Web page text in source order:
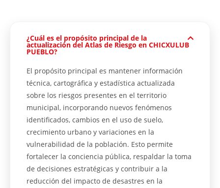
¿Cuál es el propósito principal de la
actualización del Atlas de Riesgo en CHICXULUB
PUEBLO?
El propósito principal es mantener información
técnica, cartográfica y estadística actualizada
sobre los riesgos presentes en el territorio
municipal, incorporando nuevos fenómenos
identificados, cambios en el uso de suelo,
crecimiento urbano y variaciones en la
vulnerabilidad de la población. Esto permite
fortalecer la conciencia pública, respaldar la toma
de decisiones estratégicas y contribuir a la
reducción del impacto de desastres en la